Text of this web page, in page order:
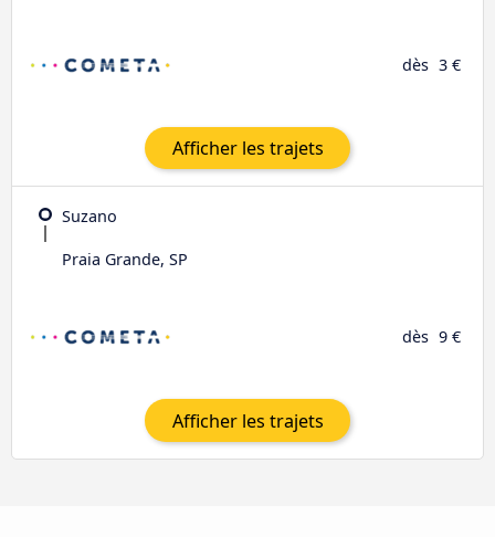
dès 3 €
Afficher les trajets
Suzano
Praia Grande, SP
dès 9 €
Afficher les trajets